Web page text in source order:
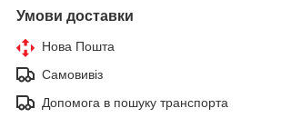
Умови доставки
Нова Пошта
Самовивіз
Допомога в пошуку транспорта